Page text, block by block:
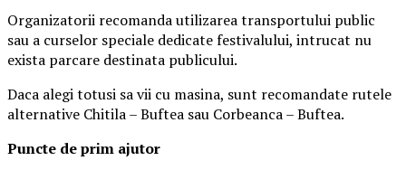
Organizatorii recomanda utilizarea transportului public
sau a curselor speciale dedicate festivalului, intrucat nu
exista parcare destinata publicului.
Daca alegi totusi sa vii cu masina, sunt recomandate rutele
alternative Chitila – Buftea sau Corbeanca – Buftea.
Puncte de prim ajutor